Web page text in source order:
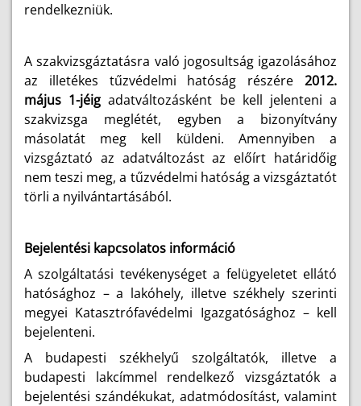
rendelkezniük.
A szakvizsgáztatásra való jogosultság igazolásához
az illetékes tűzvédelmi hatóság részére 2012.
május 1-jéigadatváltozásként be kell jelenteni a
szakvizsga meglétét, egyben a bizonyítvány
másolatát meg kell küldeni. Amennyiben a
vizsgáztató az adatváltozást az előírt határidőig
nem teszi meg, a tűzvédelmi hatóság a vizsgáztatót
törli a nyilvántartásából.
Bejelentési kapcsolatos információ
A szolgáltatási tevékenységet a felügyeletet ellátó
hatósághoz – a lakóhely, illetve székhely szerinti
megyei Katasztrófavédelmi Igazgatósághoz – kell
bejelenteni.
A budapesti székhelyű szolgáltatók, illetve a
budapesti lakcímmel rendelkező vizsgáztatók a
bejelentési szándékukat, adatmódosítást, valamint